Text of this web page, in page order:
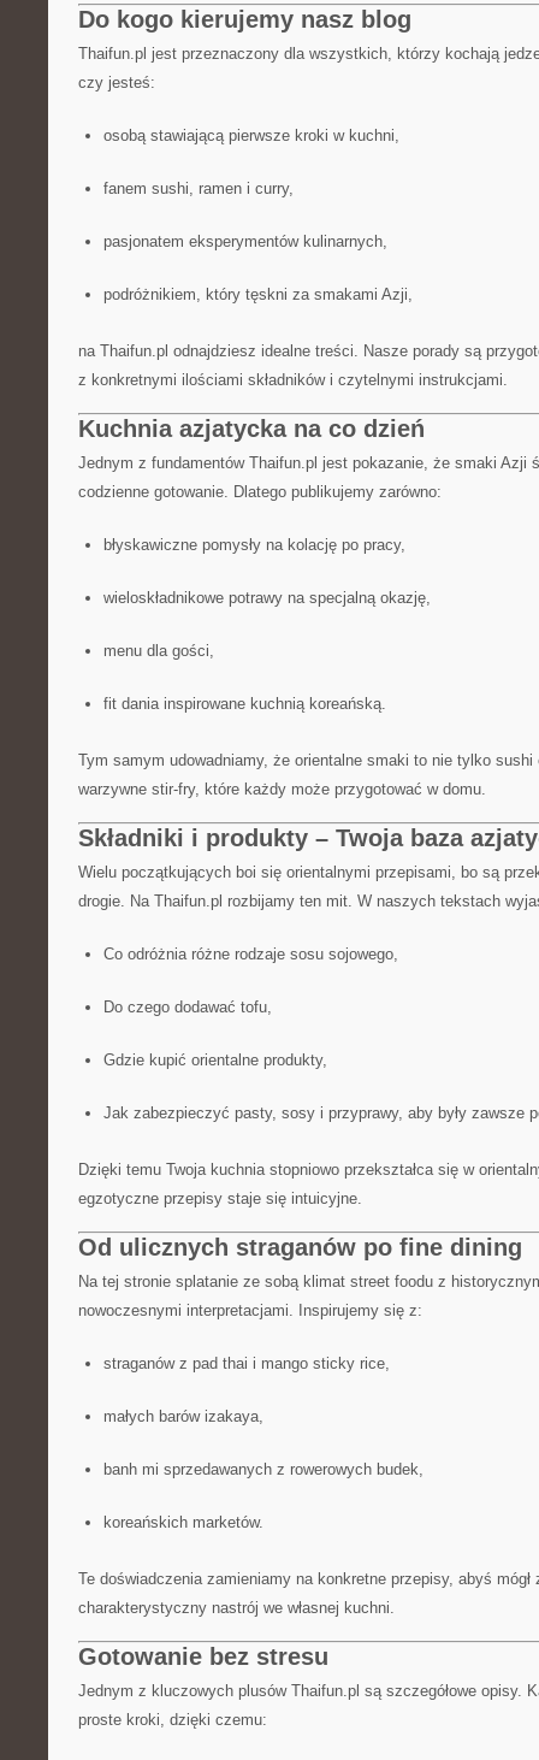
Do kogo kierujemy nasz blog
Thaifun.pl jest przeznaczony dla wszystkich, którzy kochają
czy jesteś:
osobą stawiającą pierwsze kroki w kuchni,
fanem sushi, ramen i curry,
pasjonatem eksperymentów kulinarnych,
podróżnikiem, który tęskni za smakami Azji,
na Thaifun.pl odnajdziesz idealne treści. Nasze porady są
z konkretnymi ilościami składników i czytelnymi instrukcjami.
Kuchnia azjatycka na co dzień
Jednym z fundamentów Thaifun.pl jest pokazanie, że smaki Azji
codzienne gotowanie. Dlatego publikujemy zarówno:
błyskawiczne pomysły na kolację po pracy,
wieloskładnikowe potrawy na specjalną okazję,
menu dla gości,
fit dania inspirowane kuchnią koreańską.
Tym samym udowadniamy, że orientalne smaki to nie tylko
warzywne stir-fry, które każdy może przygotować w domu.
Składniki i produkty – Twoja baza
Wielu początkujących boi się orientalnymi przepisami, bo są
drogie. Na Thaifun.pl rozbijamy ten mit. W naszych tekstach
Co odróżnia różne rodzaje sosu sojowego,
Do czego dodawać tofu,
Gdzie kupić orientalne produkty,
Jak zabezpieczyć pasty, sosy i przyprawy, aby były zawsze
Dzięki temu Twoja kuchnia stopniowo przekształca się w
egzotyczne przepisy staje się intuicyjne.
Od ulicznych straganów po fine dining
Na tej stronie splatanie ze sobą klimat street foodu z
nowoczesnymi interpretacjami. Inspirujemy się z:
straganów z pad thai i mango sticky rice,
małych barów izakaya,
banh mi sprzedawanych z rowerowych budek,
koreańskich marketów.
Te doświadczenia zamieniamy na konkretne przepisy, abyś mógł
charakterystyczny nastrój we własnej kuchni.
Gotowanie bez stresu
Jednym z kluczowych plusów Thaifun.pl są szczegółowe opisy.
proste kroki, dzięki czemu: